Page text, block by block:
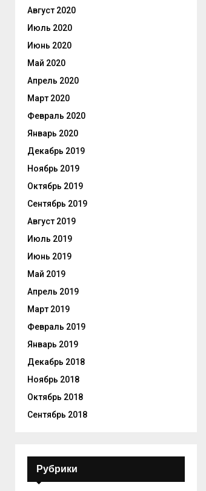
Август 2020
Июль 2020
Июнь 2020
Май 2020
Апрель 2020
Март 2020
Февраль 2020
Январь 2020
Декабрь 2019
Ноябрь 2019
Октябрь 2019
Сентябрь 2019
Август 2019
Июль 2019
Июнь 2019
Май 2019
Апрель 2019
Март 2019
Февраль 2019
Январь 2019
Декабрь 2018
Ноябрь 2018
Октябрь 2018
Сентябрь 2018
Рубрики